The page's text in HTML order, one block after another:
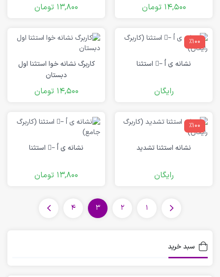
14,500 تومان 13,800 تومان
٪100
نشانه ی اُ –ُ استثنا
رایگان
کاربرگ نشانه خوا استثنا اول
دبستان
14,500 تومان
٪100
نشانه استثنا تشدید
رایگان
نشانه ی اُ –ُ استثنا
13,800 تومان
1
2
3
4
سبد خرید